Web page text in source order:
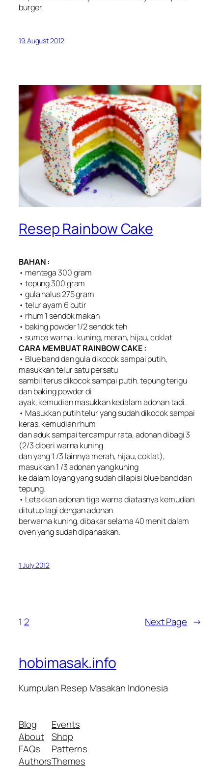
burger.
19 August 2012
Resep Rainbow Cake
BAHAN :
• mentega 300 gram
• tepung 300 gram
• gula halus 275 gram
• telur ayam 6 butir
• rhum 1 sendok makan
• baking powder 1/2 sendok teh
• sumba warna : kuning, merah, hijau, coklat
CARA MEMBUAT RAINBOW CAKE :
• Blue band dan gula dikocok sampai putih,
masukkan telur satu persatu
sambil terus dikocok sampai putih. tepung terigu
dan baking powder di
ayak, kemudian masukkan kedalam adonan tadi.
• Masukkan putih telur yang sudah dikocok sampai
keras, kemudian rhum
dan aduk sampai tercampur rata, adonan dibagi 3
(2/3 diberi warna kuning
dan yang 1 /3 lainnya merah, hijau, coklat),
masukkan 1 /3 adonan yang kuning
ke dalam loyang yang sudah dilapisi blue band dan
tepung.
• Letakkan adonan tiga warna diatasnya kemudian
ditutup lagi dengan adonan
berwarna kuning, dibakar selama 40 menit dalam
oven yang sudah dipanaskan.
1 July 2012
1 2 Next Page →
hobimasak.info
Kumpulan Resep Masakan Indonesia
Blog
About
FAQs
Authors
Events
Shop
Patterns
Themes